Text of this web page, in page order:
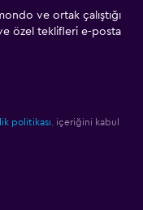
ve ortak çalıştığı
özel teklifleri e-posta
politikası. içeriğini kabul